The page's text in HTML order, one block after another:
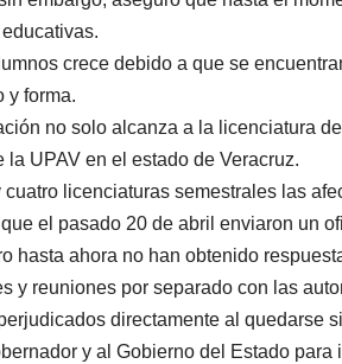
crece debido a que se
y forma.
no solo alcanza a la licenciatura
UPAV en el estado de Veracruz.
licenciaturas semestrales las
el pasado 20 de abril enviaron un
hasta ahora no han obtenido
y reuniones por separado con las
directamente al quedarse
y al Gobierno del Estado